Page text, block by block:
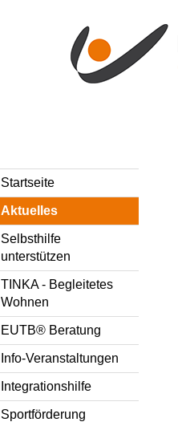
Startseite
Aktuelles
Selbsthilfe
unterstützen
TINKA - Begleitetes
Wohnen
EUTB® Beratung
Info-Veranstaltungen
Integrationshilfe
Sportförderung